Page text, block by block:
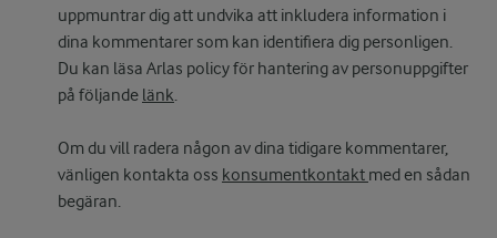
uppmuntrar dig att undvika att inkludera information i
dina kommentarer som kan identifiera dig personligen.
Du kan läsa Arlas policy för hantering av personuppgifter
på följande länk.
Om du vill radera någon av dina tidigare kommentarer,
vänligen kontakta oss konsumentkontakt med en sådan
begäran.